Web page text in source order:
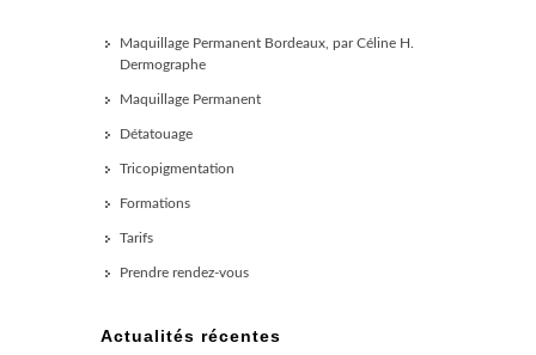
Maquillage Permanent Bordeaux, par Céline H.
Dermographe
Maquillage Permanent
Détatouage
Tricopigmentation
Formations
Tarifs
Prendre rendez-vous
Actualités récentes